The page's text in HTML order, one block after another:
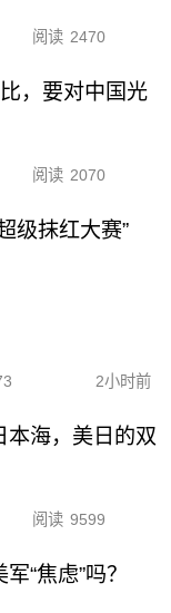
阅读 2470
，要对中国光
阅读 2070
级抹红大赛”
2小时前
本海，美日的双
阅读 9599
“焦虑”吗？